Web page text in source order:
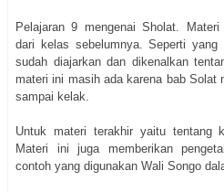
Pelajaran 9 mengenai Sholat.
dari kelas sebelumnya. Seperti
sudah diajarkan dan dikenalkan
materi ini masih ada karena bab Solat
sampai kelak.
Untuk materi terakhir yaitu tentang
Materi ini juga memberikan
contoh yang digunakan Wali Songo